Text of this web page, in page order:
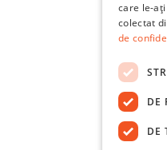
care le-
colectat
de
DE
DE